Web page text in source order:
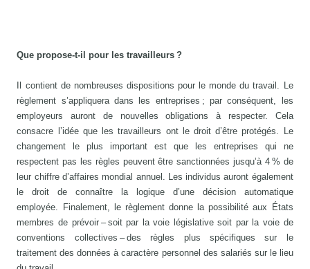
Que propose-t-il pour les travailleurs ?
Il contient de nombreuses dispositions pour le monde du travail. Le
règlement s’appliquera dans les entreprises ; par conséquent, les
employeurs auront de nouvelles obligations à respecter. Cela
consacre l’idée que les travailleurs ont le droit d’être protégés. Le
changement le plus important est que les entreprises qui ne
respectent pas les règles peuvent être sanctionnées jusqu’à 4 % de
leur chiffre d’affaires mondial annuel. Les individus auront également
le droit de connaître la logique d’une décision automatique
employée. Finalement, le règlement donne la possibilité aux États
membres de prévoir – soit par la voie législative soit par la voie de
conventions collectives – des règles plus spécifiques sur le
traitement des données à caractère personnel des salariés sur le lieu